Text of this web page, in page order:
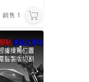
銷售 1